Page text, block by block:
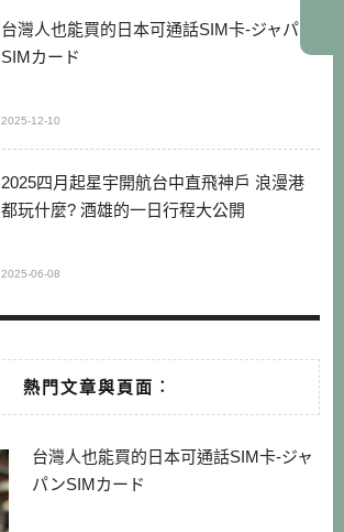
台灣人也能買的日本可通話SIM卡-ジャパン
SIMカード
2025-12-10
2025四月起星宇開航台中直飛神戶 浪漫港
都玩什麼? 酒雄的一日行程大公開
2025-06-08
熱門文章與頁面︰
台灣人也能買的日本可通話SIM卡-ジャ
パンSIMカード